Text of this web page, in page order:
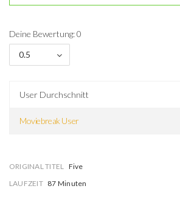
Deine Bewertung: 0
0.5
User Durchschnitt
Moviebreak User
ORIGINAL TITEL Five
LAUFZEIT 87 Minuten